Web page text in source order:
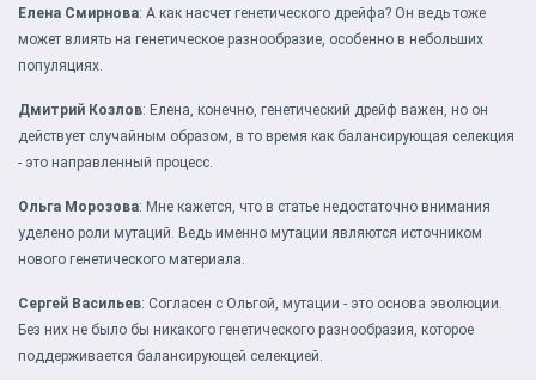
Елена Смирнова: А как насчет генетического дрейфа? Он ведь тоже
может влиять на генетическое разнообразие, особенно в небольших
популяциях.
Дмитрий Козлов: Елена, конечно, генетический дрейф важен, но он
действует случайным образом, в то время как балансирующая селекция
- это направленный процесс.
Ольга Морозова: Мне кажется, что в статье недостаточно внимания
уделено роли мутаций. Ведь именно мутации являются источником
нового генетического материала.
Сергей Васильев: Согласен с Ольгой, мутации - это основа эволюции.
Без них не было бы никакого генетического разнообразия, которое
поддерживается балансирующей селекцией.